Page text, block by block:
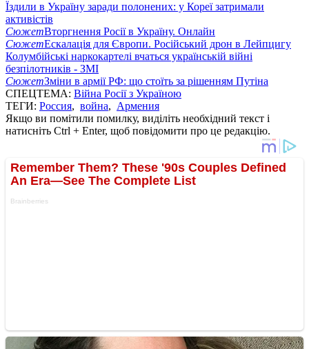
Їздили в Україну заради полонених: у Кореї затримали
активістів
СюжетВторгнення Росії в Україну. Онлайн
СюжетЕскалація для Європи. Російський дрон в Лейпцигу
Колумбійські наркокартелі вчаться українській війні
безпілотників - ЗМІ
СюжетЗміни в армії РФ: що стоїть за рішенням Путіна
СПЕЦТЕМА: Війна Росії з Україною
ТЕГИ: Россия, война, Армения
Якщо ви помітили помилку, виділіть необхідний текст і
натисніть Ctrl + Enter, щоб повідомити про це редакцію.